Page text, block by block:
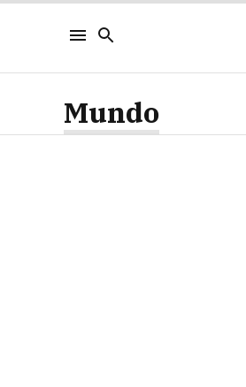
Mundo